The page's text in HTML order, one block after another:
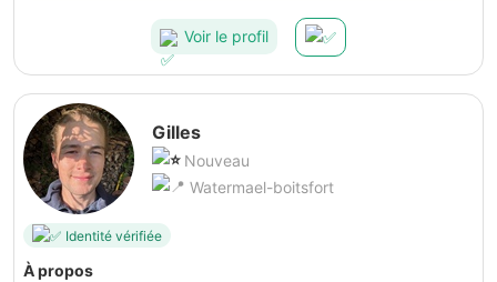
Voir le profil
Gilles
Nouveau
Watermael-boitsfort
Identité vérifiée
À propos